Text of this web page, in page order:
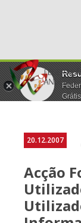
20.12.2007
Acção